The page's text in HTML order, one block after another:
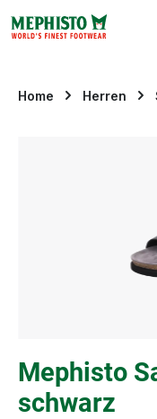
Zum Hauptinhalt
Home Herren
Mephisto
schwarz